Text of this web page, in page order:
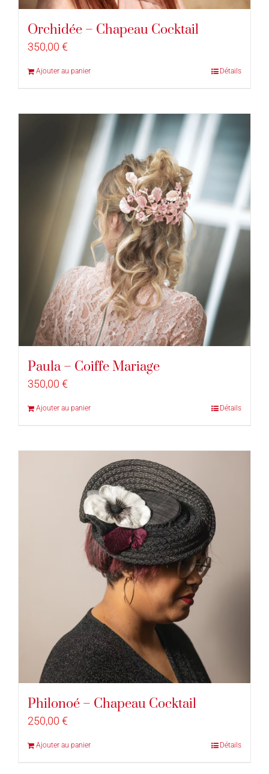
Orchidée – Chapeau Cocktail
350,00 €
Ajouter au panier Détails
Paula – Coiffe Mariage
350,00 €
Ajouter au panier Détails
Philonoé – Chapeau Cocktail
250,00 €
Ajouter au panier Détails